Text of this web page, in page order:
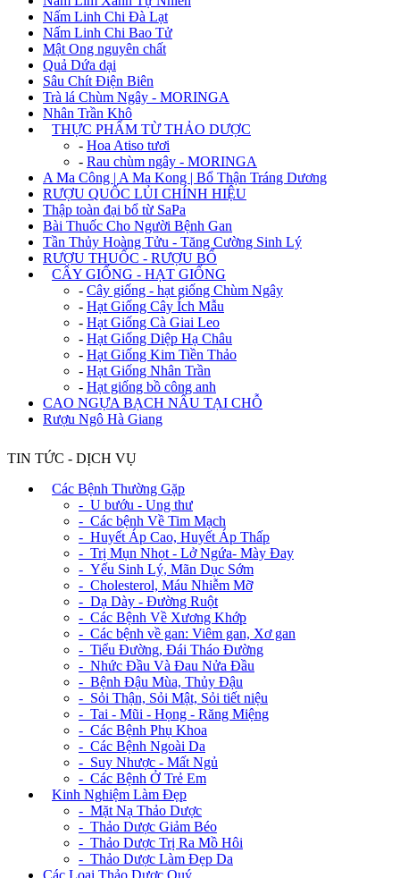
Nấm Linh Chi Đà Lạt
Nấm Linh Chi Bao Tử
Mật Ong nguyên chất
Quả Dứa dại
Sâu Chít Điện Biên
Trà lá Chùm Ngây - MORINGA
Nhân Trần Khô
THỰC PHẨM TỪ THẢO DƯỢC
- Hoa Atiso tươi
- Rau chùm ngây - MORINGA
A Ma Công | A Ma Kong | Bổ Thận Tráng Dương
RƯỢU QUỐC LỦI CHÍNH HIỆU
Thập toàn đại bổ từ SaPa
Bài Thuốc Cho Người Bệnh Gan
Tần Thủy Hoàng Tửu - Tăng Cường Sinh Lý
RƯỢU THUỐC - RƯỢU BỔ
CÂY GIỐNG - HẠT GIỐNG
- Cây giống - hạt giống Chùm Ngây
- Hạt Giống Cây Ích Mẫu
- Hạt Giống Cà Giai Leo
- Hạt Giống Diệp Hạ Châu
- Hạt Giống Kim Tiền Thảo
- Hạt Giống Nhân Trần
- Hạt giống bồ công anh
CAO NGỰA BẠCH NẤU TẠI CHỖ
Rượu Ngô Hà Giang
TIN TỨC - DỊCH VỤ
Các Bệnh Thường Gặp
- U bướu - Ung thư
- Các bệnh Về Tim Mạch
- Huyết Áp Cao, Huyết Áp Thấp
- Trị Mụn Nhọt - Lở Ngứa- Mày Đay
- Yếu Sinh Lý, Mãn Dục Sớm
- Cholesterol, Máu Nhiễm Mỡ
- Dạ Dày - Đường Ruột
- Các Bệnh Về Xương Khớp
- Các bệnh về gan: Viêm gan, Xơ gan
- Tiểu Đường, Đái Tháo Đường
- Nhức Đầu Và Đau Nửa Đầu
- Bệnh Đậu Mùa, Thủy Đậu
- Sỏi Thận, Sỏi Mật, Sỏi tiết niệu
- Tai - Mũi - Họng - Răng Miệng
- Các Bệnh Phụ Khoa
- Các Bệnh Ngoài Da
- Suy Nhược - Mất Ngủ
- Các Bệnh Ở Trẻ Em
Kinh Nghiệm Làm Đẹp
- Mặt Nạ Thảo Dược
- Thảo Dược Giảm Béo
- Thảo Dược Trị Ra Mồ Hôi
- Thảo Dược Làm Đẹp Da
Các Loại Thảo Dược Quý